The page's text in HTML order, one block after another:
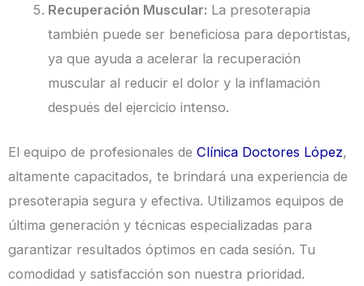
Recuperación Muscular: La presoterapia
también puede ser beneficiosa para deportistas,
ya que ayuda a acelerar la recuperación
muscular al reducir el dolor y la inflamación
después del ejercicio intenso.
El equipo de profesionales de Clínica Doctores López,
altamente capacitados, te brindará una experiencia de
presoterapia segura y efectiva. Utilizamos equipos de
última generación y técnicas especializadas para
garantizar resultados óptimos en cada sesión. Tu
comodidad y satisfacción son nuestra prioridad.